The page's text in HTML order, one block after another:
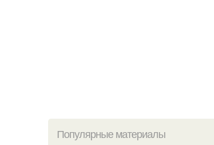
Популярные материалы